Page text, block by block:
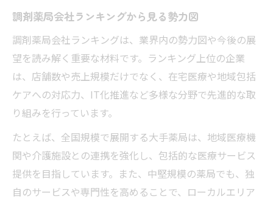
調剤薬局会社ランキングから見る勢力図
調剤薬局会社ランキングは、業界内の勢力図や今後の展
望を読み解く重要な材料です。ランキング上位の企業
は、店舗数や売上規模だけでなく、在宅医療や地域包括
ケアへの対応力、IT化推進など多様な分野で先進的な取
り組みを行っています。
たとえば、全国規模で展開する大手薬局は、地域医療機
関や介護施設との連携を強化し、包括的な医療サービス
提供を目指しています。また、中堅規模の薬局でも、独
自のサービスや専門性を高めることで、ローカルエリア